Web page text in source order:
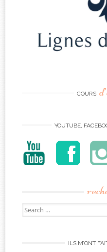
COURS
YOUTUBE,
Search
for:
ILS M’ONT